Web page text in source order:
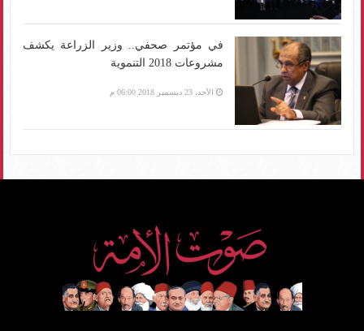
في مؤتمر صحفي.. وزير الزراعة يكشف
مشروعات 2018 التنموية
الأحد، 23 ديسمبر 2018 06:00 م